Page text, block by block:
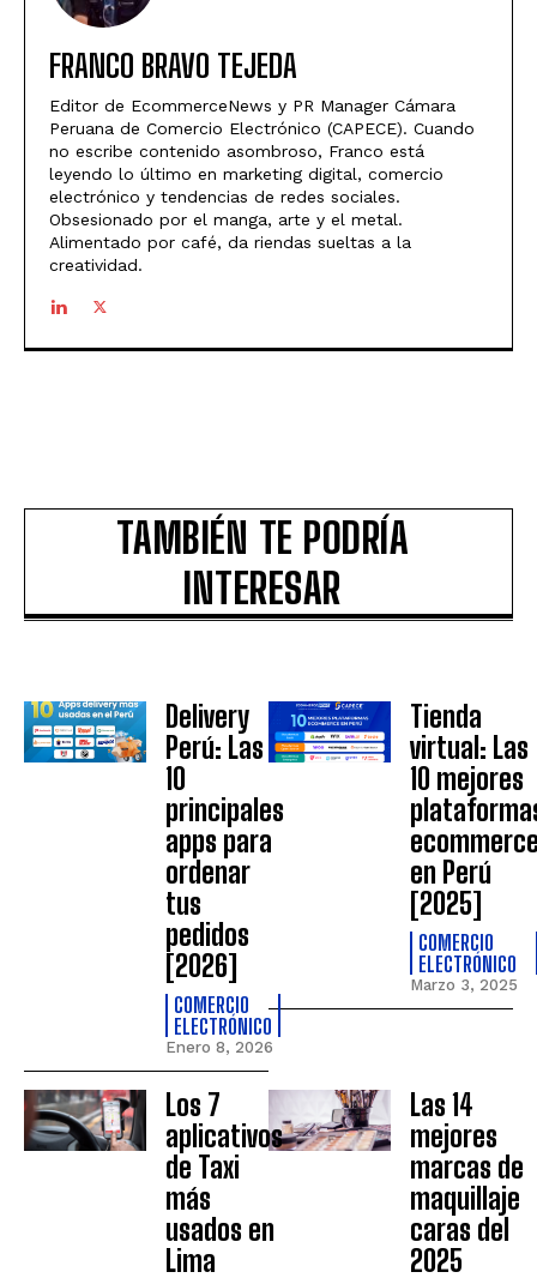
FRANCO BRAVO TEJEDA
Editor de EcommerceNews y PR Manager Cámara
Peruana de Comercio Electrónico (CAPECE). Cuando
no escribe contenido asombroso, Franco está
leyendo lo último en marketing digital, comercio
electrónico y tendencias de redes sociales.
Obsesionado por el manga, arte y el metal.
Alimentado por café, da riendas sueltas a la
creatividad.
TAMBIÉN TE PODRÍA
INTERESAR
Delivery
Perú: Las
10
principales
apps para
ordenar
tus
pedidos
[2026]
COMERCIO
ELECTRÓNICO
Enero 8, 2026
Tienda
virtual: Las
10 mejores
en Perú
[2025]
COMERCIO
ELECTRÓNICO
Marzo 3, 2025
Los 7
aplicativos
de Taxi
más
usados en
Lima
Las 14
mejores
marcas de
maquillaje
caras del
2025